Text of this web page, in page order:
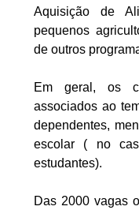
Aquisição de
pequenos
de outros
Em geral, os
associados ao
dependentes,
escolar ( no
estudantes).
Das 2000 vagas